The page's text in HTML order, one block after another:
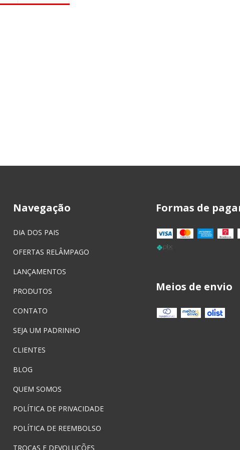
Navegação
DIA DOS PAIS
OFERTAS RELÂMPAGO
LANÇAMENTOS
PRODUTOS
CONTATO
SEJA UM PADRINHO
CLIENTES
BLOG
QUEM SOMOS
POLÍTICA DE PRIVACIDADE
POLÍTICA DE REEMBOLSO
TROCAS E DEVOLUÇÕES
Formas de
Meios de envio